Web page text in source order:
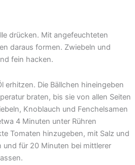
drücken. Mit angefeuchteten
daraus formen. Zwiebeln und
fein hacken.
erhitzen. Die Bällchen hineingeben
braten, bis sie von allen Seiten
Knoblauch und Fenchelsamen
4 Minuten unter Rühren
Tomaten hinzugeben, mit Salz und
und für 20 Minuten bei mittlerer